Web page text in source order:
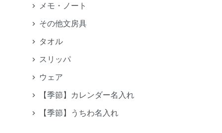
メモ・ノート
その他文房具
タオル
スリッパ
ウェア
【季節】カレンダー名入れ
【季節】うちわ名入れ